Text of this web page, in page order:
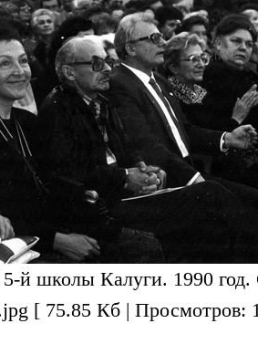
й школы Калуги. 1990 год.
[ 75.85 Кб | Просмотров: